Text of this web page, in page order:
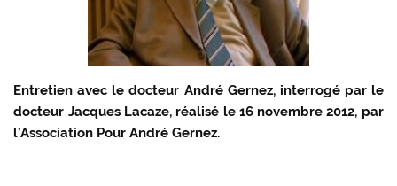
Entretien avec le docteur André Gernez, interrogé par le
docteur Jacques Lacaze, réalisé le 16 novembre 2012, par
l’Association Pour André Gernez.